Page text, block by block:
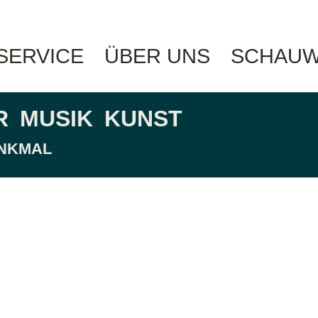
ÜBER UNS
MUSIK KUNST